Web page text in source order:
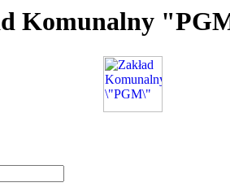
Komunalny